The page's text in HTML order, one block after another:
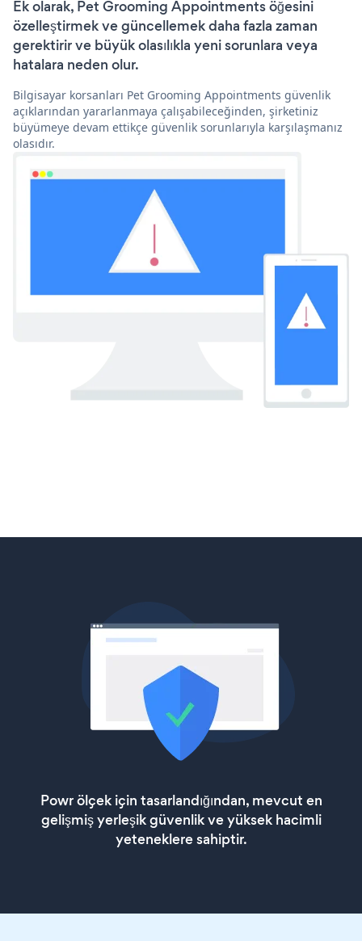
Ek olarak, Pet Grooming Appointments öğesini
özelleştirmek ve güncellemek daha fazla zaman
gerektirir ve büyük olasılıkla yeni sorunlara veya
hatalara neden olur.
Bilgisayar korsanları Pet Grooming Appointments güvenlik
açıklarından yararlanmaya çalışabileceğinden, şirketiniz
büyümeye devam ettikçe güvenlik sorunlarıyla karşılaşmanız
olasıdır.
Powr ölçek için tasarlandığından, mevcut en
gelişmiş yerleşik güvenlik ve yüksek hacimli
yeteneklere sahiptir.